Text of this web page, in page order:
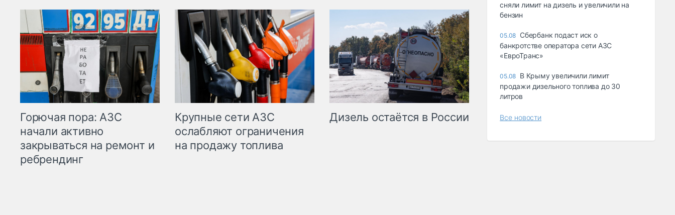
Горючая пора: АЗС
начали активно
закрываться на ремонт и
ребрендинг
Крупные сети АЗС
ослабляют ограничения
на продажу топлива
Дизель остаётся в России
сняли лимит на дизель и увеличили на
бензин
05.08 Сбербанк подаст иск о
банкротстве оператора сети АЗС
«ЕвроТранс»
05.08 В Крыму увеличили лимит
продажи дизельного топлива до 30
литров
Все новости